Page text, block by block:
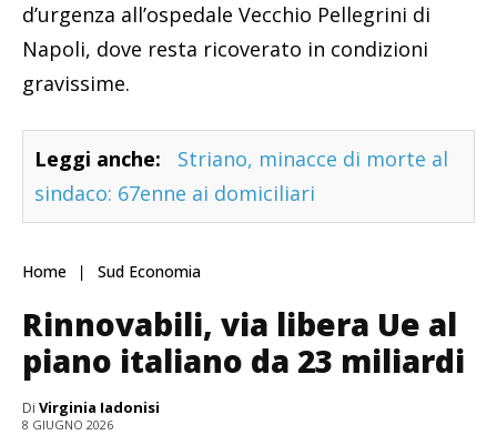
d’urgenza all’ospedale Vecchio Pellegrini di
Napoli, dove resta ricoverato in condizioni
gravissime.
Leggi anche:
Striano, minacce di morte al
sindaco: 67enne ai domiciliari
Home Sud Economia
Rinnovabili, via libera Ue al
piano italiano da 23 miliardi
Di Virginia Iadonisi
8 GIUGNO 2026